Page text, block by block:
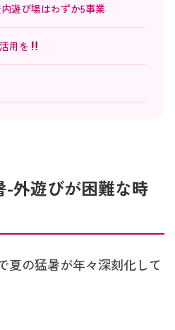
遊び場はわずか5事業
用を
外遊びが困難な時
夏の猛暑が年々深刻化して